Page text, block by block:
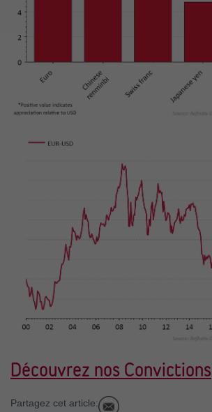
Découvrez nos Convictions
Partagez cet article: